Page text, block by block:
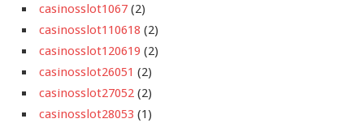
casinosslot1067 (2)
casinosslot110618 (2)
casinosslot120619 (2)
casinosslot26051 (2)
casinosslot27052 (2)
casinosslot28053 (1)